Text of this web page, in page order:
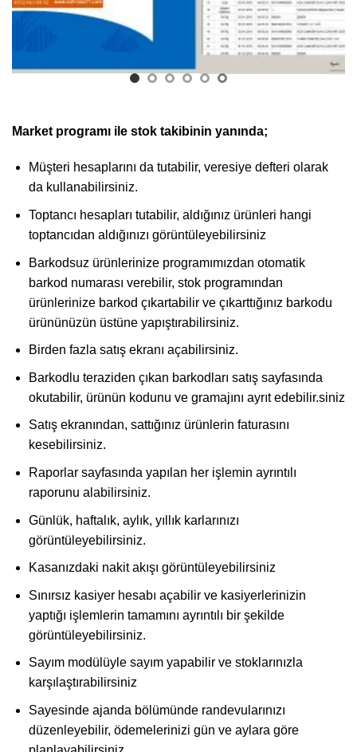
Market programı ile stok takibinin yanında;
Müşteri hesaplarını da tutabilir, veresiye defteri olarak
da kullanabilirsiniz.
Toptancı hesapları tutabilir, aldığınız ürünleri hangi
toptancıdan aldığınızı görüntüleyebilirsiniz
Barkodsuz ürünlerinize programımızdan otomatik
barkod numarası verebilir, stok programından
ürünlerinize barkod çıkartabilir ve çıkarttığınız barkodu
ürününüzün üstüne yapıştırabilirsiniz.
Birden fazla satış ekranı açabilirsiniz.
Barkodlu teraziden çıkan barkodları satış sayfasında
okutabilir, ürünün kodunu ve gramajını ayrıt edebilir.siniz
Satış ekranından, sattığınız ürünlerin faturasını
kesebilirsiniz.
Raporlar sayfasında yapılan her işlemin ayrıntılı
raporunu alabilirsiniz.
Günlük, haftalık, aylık, yıllık karlarınızı
görüntüleyebilirsiniz.
Kasanızdaki nakit akışı görüntüleyebilirsiniz
Sınırsız kasiyer hesabı açabilir ve kasiyerlerinizin
yaptığı işlemlerin tamamını ayrıntılı bir şekilde
görüntüleyebilirsiniz.
Sayım modülüyle sayım yapabilir ve stoklarınızla
karşılaştırabilirsiniz
Sayesinde ajanda bölümünde randevularınızı
düzenleyebilir, ödemelerinizi gün ve aylara göre